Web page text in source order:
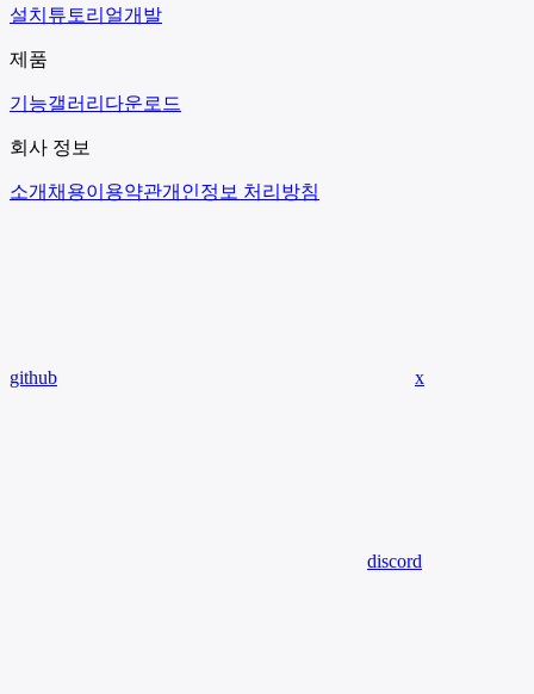
설치 튜토리얼개발
제품
기능갤러리 다운로드
회사 정보
소개 채용이용약관개인정보 처리방침
github x
discord